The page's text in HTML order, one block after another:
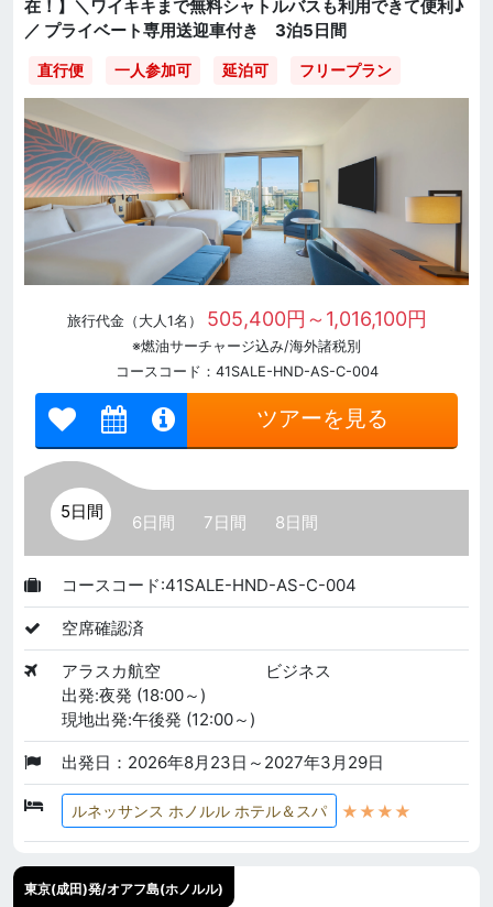
在！】＼ワイキキまで無料シャトルバスも利用できて便利♪
／ プライベート専用送迎車付き 3泊5日間
直行便 一人参加可 延泊可 フリープラン
旅行代金（大人1名） 505,400円～1,016,100円
※燃油サーチャージ込み/海外諸税別
コースコード：41SALE-HND-AS-C-004
ツアーを見る
5日間
6日間 7日間 8日間
コースコード:41SALE-HND-AS-C-004
空席確認済
アラスカ航空
ビジネス
出発:夜発 (18:00～)
現地出発:午後発 (12:00～)
出発日：2026年8月23日～2027年3月29日
ルネッサンス ホノルル ホテル＆スパ ★★★★
東京(成田)発/オアフ島(ホノルル)